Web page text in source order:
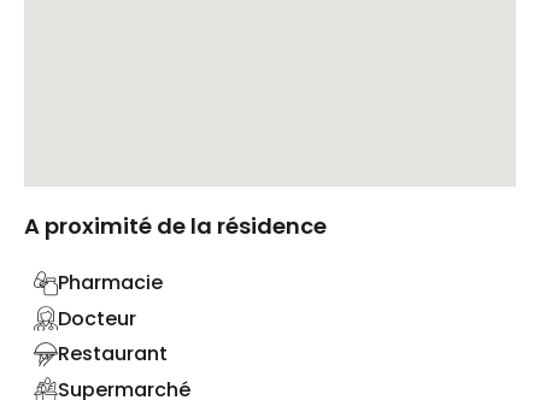
A proximité de la résidence
Pharmacie
Docteur
Restaurant
Supermarché